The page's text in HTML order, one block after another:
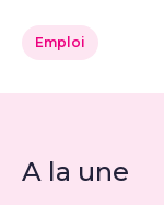
Emploi
A la une